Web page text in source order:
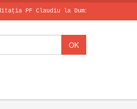
Claudiu la Duminica a X-a după Rusalii
SFÂNTUL
Papa, în
Invitația PF